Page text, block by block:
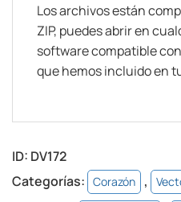
Los archivos están
ZIP, puedes abrir en
software compatible
que hemos incluido en
ID: DV172
Categorías: Corazón ,